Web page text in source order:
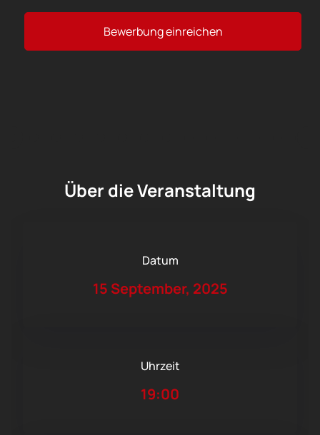
Bewerbung einreichen
Über die Veranstaltung
Datum
15 September, 2025
Uhrzeit
19:00